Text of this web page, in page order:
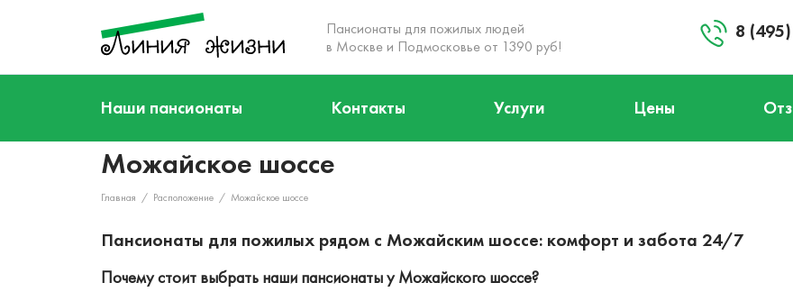
Пансионаты для пожилых людей
в Москве и Подмосковье от 1390 руб!
8
Наши пансионаты Контакты Услуги Цены
Наша команда
Акции
Наши пансионаты
+8 (495) 984-04-92 Заказать звонок
Можайское шоссе
Главная / Расположение / Можайское шоссе
Пансионаты для пожилых рядом с Можайским шоссе: комфорт и забота 24/7
Почему стоит выбрать наши пансионаты у Можайского шоссе?